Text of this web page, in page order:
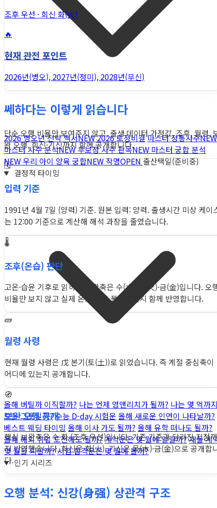
2026 병오년 전략 백서NEW2026 토정비결 마스터 정통사주NEW
마스터 사주 분석NEW 무보정 사주 판독NEW 마스터 궁합 분석
NEW우리 아이 양육 궁합NEW작명OPEN출산택일(준비중)
결정적 타이밍
올해 버틸까 이직할까? 나는 언제 영앤리치가 될까? 나는 몇 억까
모을 그릇일까?수능 D-day 시험운 올해 새로운 인연이 나타날까?
베스트 웨딩 타이밍 올해 이사 가도 될까? 올해 유학 떠나도 될까?
올해 해외 취업 도전해도 될까?계약운은 몇 월에 열릴까? 재물·계
몇 월을 피할까? 시험 합격운은 몇 월에 올까?
인기 시리즈
조후 우선 · 희신 화(火)
🔥
현재 관전 포인트
2026년(병오), 2027년(정미), 2028년(무신)
쎄하다는 이렇게 읽습니다
단순 오행 비율만 보여주지 않고, 출생 데이터 가정값, 조후, 월령,
완 오행, 희신·기신까지 함께 공개합니다.
🗓️
입력 기준
1991년 4월 7일 (양력) 기준. 원본 입력: 양력. 출생시간 미상 케이
는 12:00 기준으로 계산해 해석 과장을 줄였습니다.
🌡️
조후(온습) 판단
고온·습윤 기후로 읽히며 보완축은 수(水)·화(火)·금(金)입니다. 오
비율만 보지 않고 실제 온도·습도 불균형까지 함께 반영합니다.
🧱
월령 사령
현재 월령 사령은 戊 본기(토(土))로 읽었습니다. 즉 계절 중심축이
어디에 있는지 공개합니다.
🧭
보완 오행 공개
핵심 보완축은 수·화 (조후 우선)입니다. 기존 기준과 달라진 지점까
지 반영했습니다. 희신은 화(火), 기신은 목(木)·금(金)으로 공개합
다.
오행 분석: 신강(身强) 상관격 구조